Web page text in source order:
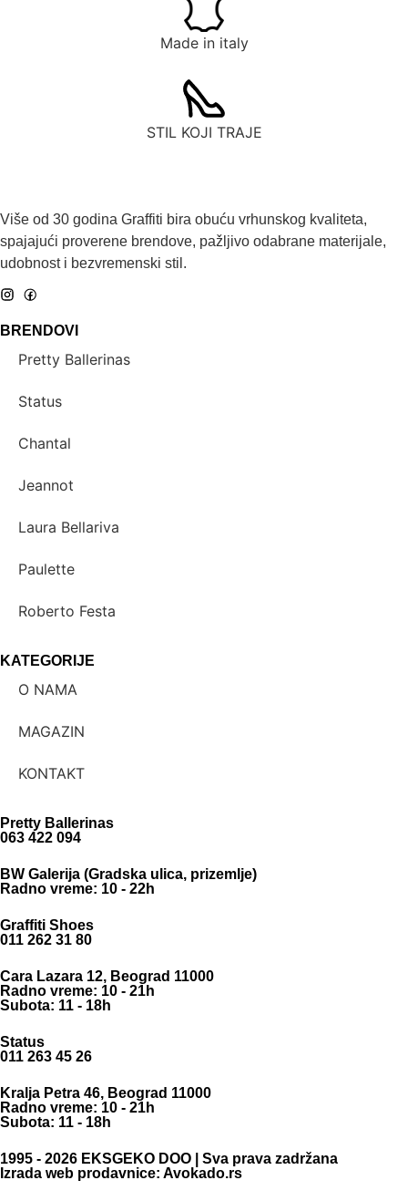
Made in italy
STIL KOJI TRAJE
Više od 30 godina Graffiti bira obuću vrhunskog kvaliteta,
spajajući proverene brendove, pažljivo odabrane materijale,
udobnost i bezvremenski stil.
BRENDOVI
Pretty Ballerinas
Status
Chantal
Jeannot
Laura Bellariva
Paulette
Roberto Festa
KATEGORIJE
O NAMA
MAGAZIN
KONTAKT
Pretty Ballerinas
063 422 094
BW Galerija (Gradska ulica, prizemlje)
Radno vreme: 10 - 22h
Graffiti Shoes
011 262 31 80
Cara Lazara 12, Beograd 11000
Radno vreme: 10 - 21h
Subota: 11 - 18h
Status
011 263 45 26
Kralja Petra 46, Beograd 11000
Radno vreme: 10 - 21h
Subota: 11 - 18h
1995 - 2026 EKSGEKO DOO | Sva prava zadržana
Izrada web prodavnice: Avokado.rs